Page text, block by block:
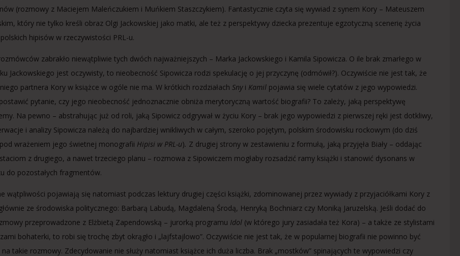
(rozmowy z Maciejem Maleńczukiem i Muńkiem Staszczykiem). Fantastycznie czyta się wywiad z synem Kory – Mateuszem
który nie tylko kreśli obraz Olgi Jackowskiej jako matki, ale też z perspektywy dziecka prezentuje egzotyczną scenerię życia
hipisów w rzeczywistości PRL-u.
zabrakło niewątpliwie tych dwóch najważniejszych – Marka Jackowskiego i Kamila Sipowicza. O ile brak zmarłego w
Jackowskiego jest oczywisty, to nieobecność Sipowicza rodzi spekulację o jej przyczynę (odmówił?). Oczywiście nie jest tak, że
partnera Kory w książce w ogóle nie ma. W krótkich rozdziałach Sny i Kamil pojawia się wiele cytatów z jego wypowiedzi.
pytanie, czy jego nieobecność jednoznacznie obniża merytoryczną wartość biografii? To zależy, jaką perspektywę
Na pewno – abstrahując już od roli, jaką Sipowicz odgrywał w życiu Kory – brak jego wypowiedzi z pierwszej ręki jest dotkliwy,
i analizy Sipowicza należą do najbardziej wnikliwych w całym, szeroko pojętym, polskim środowisku rockowym (do dziś
wrażeniem jego świetnej monografii Hipisi w PRL-u). Z drugiej strony w zestawieniu z formułą, jaką przyjęła Biały – oddając
z drugiego, a nawet trzeciego planu – rozmowa z Sipowiczem mogłaby rozsadzić ramy książki i stanowić dysonans w
do pozostałych fragmentów.
wątpliwości pojawiają się natomiast podczas lektury drugiej części książki, zdominowanej przez wywiady z przyjaciółkami Kory z
ze środowiska politycznego: Barbarą Labudą, Magdaleną Środą, Henryką Bochniarz czy Moniką Jaruzelską. Jeśli dodać do
przeprowadzone z Elżbietą Zapendowską – jurorką programu Idol (w którego jury zasiadała też Kora) – a także ze stylistami
bohaterki, to robi się trochę zbyt okrągło i „lajfstajlowo”. Oczywiście nie jest tak, że w popularnej biografii nie powinno być
takie rozmowy. Zdecydowanie nie służy natomiast książce ich duża liczba. Brak „mostków” spinających te wypowiedzi czy